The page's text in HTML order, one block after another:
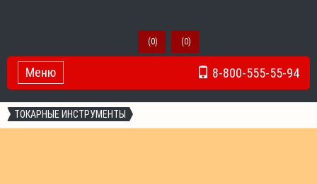
(0) (0)
8-800-555-55-94
Toggle Navigation
Меню
ТОКАРНЫЕ ИНСТРУМЕНТЫ